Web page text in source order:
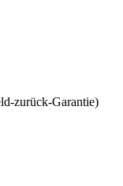
zurück-Garantie)